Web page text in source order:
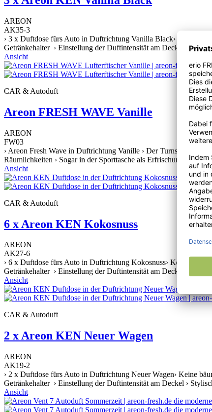
AREON
AK35-3
› 3 x Duftdose fürs Auto in Duftrichtung Vanilla Black› Keine
Getränkehalter › Einstellung der Duftintensität am Deckel ›
Ansicht
CAR & Autoduft
Areon FRESH WAVE Vanille
AREON
FW03
› Areon Fresh Wave in Duftrichtung Vanille › Der Turnschuh
Räumlichkeiten › Sogar in der Sporttasche als Erfrischung seiner
Ansicht
CAR & Autoduft
6 x Areon KEN Kokosnuss
AREON
AK27-6
› 6 x Duftdose fürs Auto in Duftrichtung Kokosnuss› Keine
Getränkehalter › Einstellung der Duftintensität am Deckel ›
Ansicht
CAR & Autoduft
2 x Areon KEN Neuer Wagen
AREON
AK19-2
› 2 x Duftdose fürs Auto in Duftrichtung Neuer Wagen› Keine
Getränkehalter › Einstellung der Duftintensität am Deckel ›
Ansicht